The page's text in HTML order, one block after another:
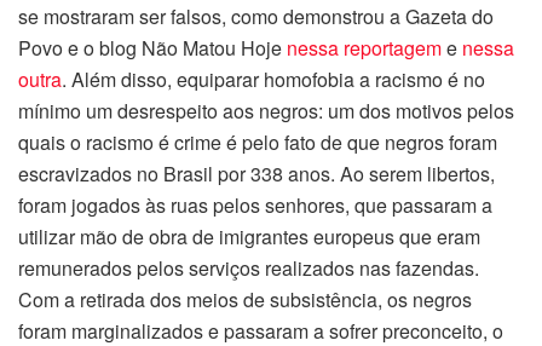
se mostraram ser falsos, como demonstrou a Gazeta do
Povo e o blog Não Matou Hoje nessa reportageme nessa
outra. Além disso, equiparar homofobia a racismo é no
mínimo um desrespeito aos negros: um dos motivos pelos
quais o racismo é crime é pelo fato de que negros foram
escravizados no Brasil por 338 anos. Ao serem libertos,
foram jogados às ruas pelos senhores, que passaram a
utilizar mão de obra de imigrantes europeus que eram
remunerados pelos serviços realizados nas fazendas.
Com a retirada dos meios de subsistência, os negros
foram marginalizados e passaram a sofrer preconceito, o